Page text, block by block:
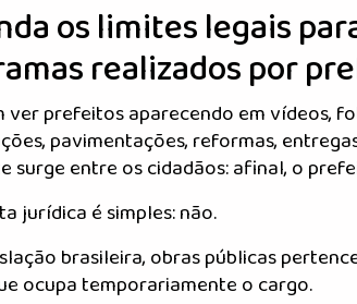
os limites legais
realizados por
ver prefeitos aparecendo em vídeos,
pavimentações, reformas,
surge entre os cidadãos: afinal, o
jurídica é simples: não.
brasileira, obras públicas
ocupa temporariamente o cargo.